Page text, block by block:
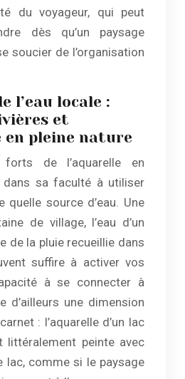
du voyageur, qui peut
dès qu’un paysage
soucier de l’organisation
l’eau locale :
et
pleine nature
de l’aquarelle en
dans sa faculté à utiliser
quelle source d’eau. Une
de village, l’eau d’un
de la pluie recueillie dans
suffire à activer vos
à se connecter à
d’ailleurs une dimension
: l’aquarelle d’un lac
littéralement peinte avec
lac, comme si le paysage